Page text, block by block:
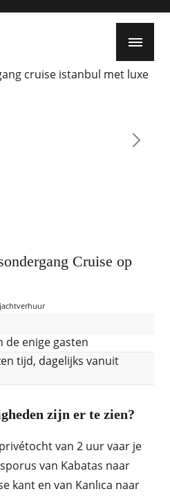
Cruise op
de enige gasten
tijd, dagelijks vanuit
zijn er te zien?
van 2 uur vaar je
van Kabatas naar
kant en van Kanlıca naar